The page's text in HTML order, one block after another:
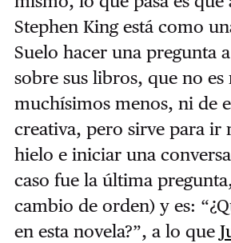
Stephen King está como
Suelo hacer una pregunta
sobre sus libros, que no es
muchísimos menos, ni de
creativa, pero sirve para ir
hielo e iniciar una
caso fue la última
cambio de orden) y es:
en esta novela?”, a lo que